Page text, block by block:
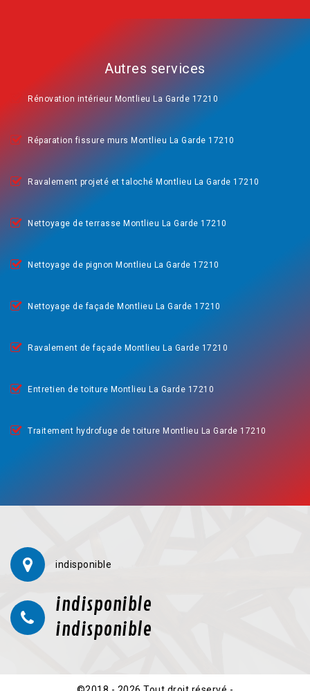
Autres services
Rénovation intérieur Montlieu La Garde 17210
Réparation fissure murs Montlieu La Garde 17210
Ravalement projeté et taloché Montlieu La Garde 17210
Nettoyage de terrasse Montlieu La Garde 17210
Nettoyage de pignon Montlieu La Garde 17210
Nettoyage de façade Montlieu La Garde 17210
Ravalement de façade Montlieu La Garde 17210
Entretien de toiture Montlieu La Garde 17210
Traitement hydrofuge de toiture Montlieu La Garde 17210
indisponible
indisponible
indisponible